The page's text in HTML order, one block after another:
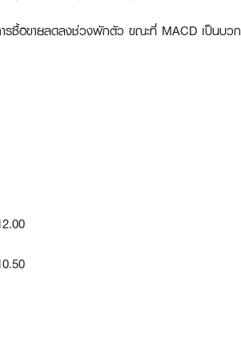
อขายลดลงช่วงพักตัว ขณะที่ MACD เป็นบวก